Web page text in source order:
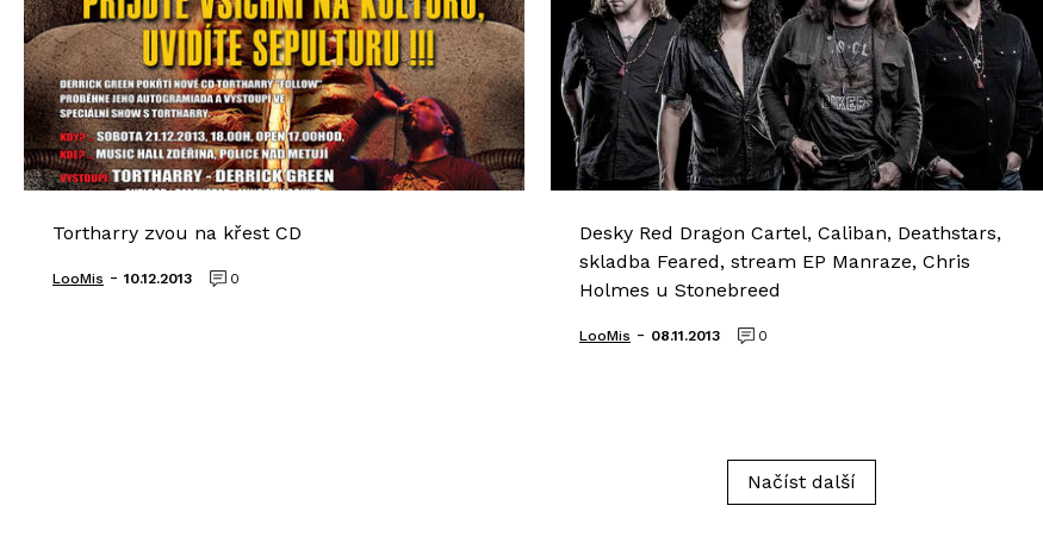
Tortharry zvou na křest CD
LooMis - 10.12.2013 0
Desky Red Dragon Cartel, Caliban, Deathstars,
skladba Feared, stream EP Manraze, Chris
Holmes u Stonebreed
LooMis - 08.11.2013 0
Načíst další